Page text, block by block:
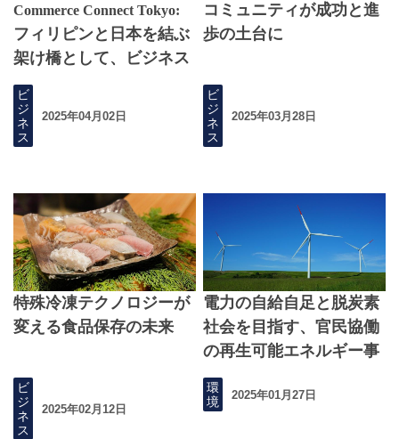
Commerce Connect Tokyo:
フィリピンと日本を結ぶ
架け橋として、ビジネス
チャンスを支え続ける
ビ
ジ
ネ
ス
2025年04月02日
コミュニティが成功と進
歩の土台に
ビ
ジ
ネ
ス
2025年03月28日
特殊冷凍テクノロジーが
変える食品保存の未来
ビ
ジ
ネ
ス
2025年02月12日
電力の自給自足と脱炭素
社会を目指す、官民協働
の再生可能エネルギー事
業
環
境
2025年01月27日